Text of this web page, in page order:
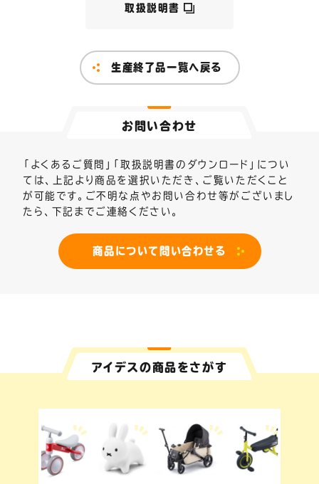
取扱説明書
生産終了品一覧へ戻る
お問い合わせ
「よくあるご質問」「取扱説明書のダウンロード」につい
ては、上記より商品を選択いただき、ご覧いただくこと
が可能です。 ご不明な点やお問い合わせ等がございまし
たら、下記までご連絡ください。
商品について問い合わせる
アイデスの商品をさがす